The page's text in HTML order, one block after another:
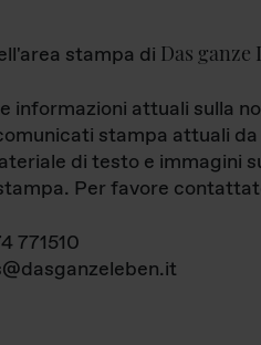
stampa di Das ganze
informazioni attuali sulla
stampa attuali
di testo e immagini
Per favore
771510